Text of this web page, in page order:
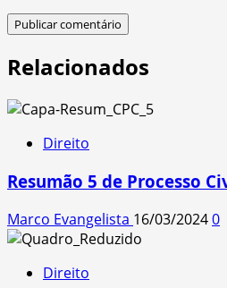
Relacionados
Direito
Resumão 5 de Processo
Marco Evangelista 16/03/20240
Direito